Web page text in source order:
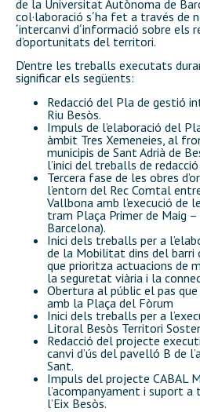
de la Universitat Autònoma de
col·laboració s´ha fet a través de
´intercanvi d´informació sobre
d’oportunitats del territori.
D’entre les treballs executats
significar els següents:
Redacció del Pla de gestió
Riu Besòs.
Impuls de l’elaboració del
àmbit Tres Xemeneies, al
municipis de Sant Adrià de
l’inici del treballs de
Tercera fase de les obres
l’entorn del Rec Comtal
Vallbona amb l’execució de
tram Plaça Primer de Maig –
Barcelona).
Inici dels treballs per a
de la Mobilitat dins del barri
que prioritza actuacions de
la seguretat viària i la
Obertura al públic el pas
amb la Plaça del Fòrum
Inici dels treballs per a
Litoral Besòs Territori
Redacció del projecte
canvi d’ús del pavelló B de
Sant.
Impuls del projecte CABAL
l’acompanyament i suport
l’Eix Besòs.